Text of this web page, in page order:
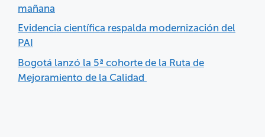
mañana
Evidencia científica respalda modernización del
PAI
Bogotá lanzó la 5ª cohorte de la Ruta de
Mejoramiento de la Calidad